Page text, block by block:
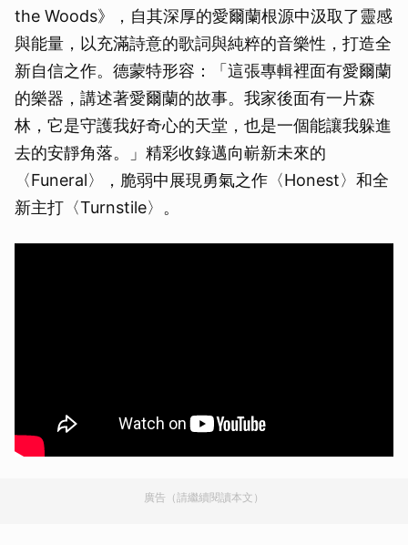
the Woods》，自其深厚的愛爾蘭根源中汲取了靈感
與能量，以充滿詩意的歌詞與純粹的音樂性，打造全
新自信之作。德蒙特形容：「這張專輯裡面有愛爾蘭
的樂器，講述著愛爾蘭的故事。我家後面有一片森
林，它是守護我好奇心的天堂，也是一個能讓我躲進
去的安靜角落。」精彩收錄邁向嶄新未來的
〈Funeral〉，脆弱中展現勇氣之作〈Honest〉和全
新主打〈Turnstile〉。
廣告（請繼續閱讀本文）